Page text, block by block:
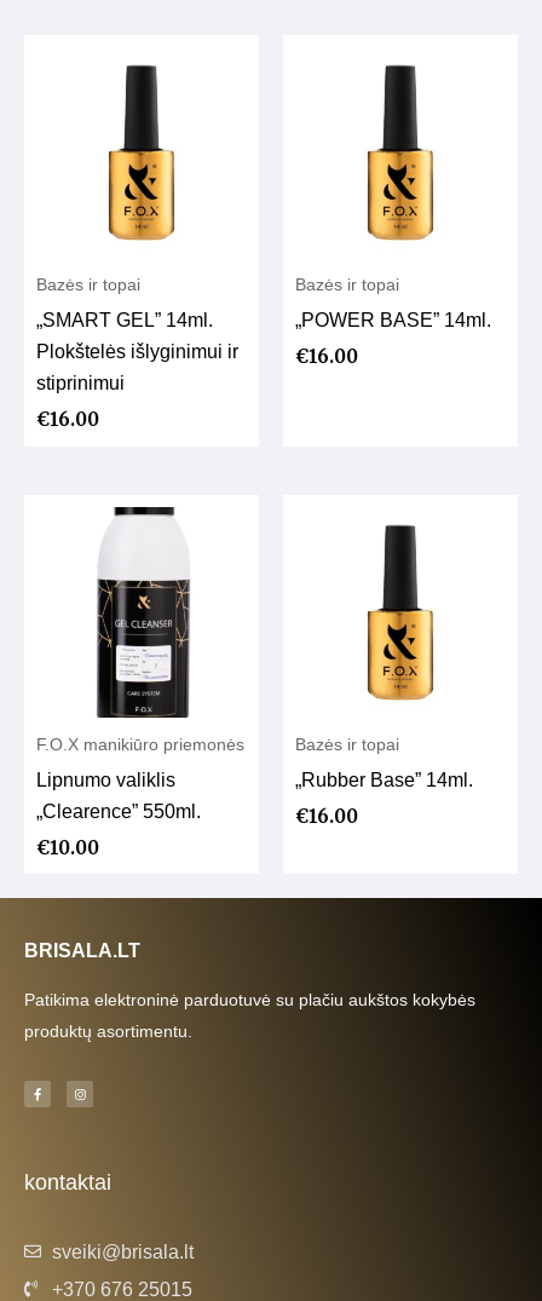
Bazės ir topai
„SMART GEL” 14ml.
Plokštelės išlyginimui ir
stiprinimui
€16.00
Bazės ir topai
„POWER BASE” 14ml.
€16.00
F.O.X manikiūro priemonės
Lipnumo valiklis
„Clearence” 550ml.
€10.00
Bazės ir topai
„Rubber Base” 14ml.
€16.00
BRISALA.LT
Patikima elektroninė parduotuvė su plačiu aukštos kokybės
produktų asortimentu.
F
a
c
-
f
I
n
s
m
kontaktai
sveiki@brisala.lt
+370 676 25015